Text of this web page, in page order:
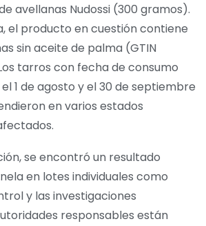
avellanas Nudossi (300 gramos).
el producto en cuestión contiene
sin aceite de palma (GTIN
tarros con fecha de consumo
1 de agosto y el 30 de septiembre
en varios estados
se encontró un resultado
en lotes individuales como
y las investigaciones
responsables están